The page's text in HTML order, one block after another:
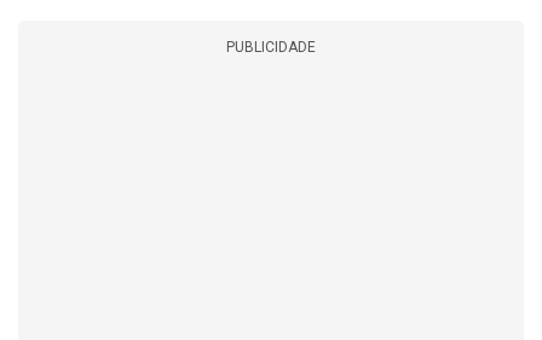
PUBLICIDADE